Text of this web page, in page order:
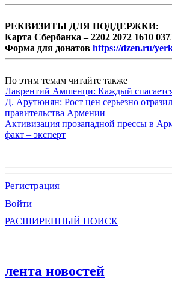
РЕКВИЗИТЫ ДЛЯ ПОДДЕРЖКИ:
Карта Сбербанка – 2202 2072 1610
Форма для донатов https://dzen.ru/
По этим темам читайте также
Лаврентий Амшенци: Каждый
Д. Арутюнян: Рост цен серьезно
правительства Армении
Активизация прозападной прессы в
факт – эксперт
Регистрация
Войти
РАСШИРЕННЫЙ ПОИСК
лента новостей